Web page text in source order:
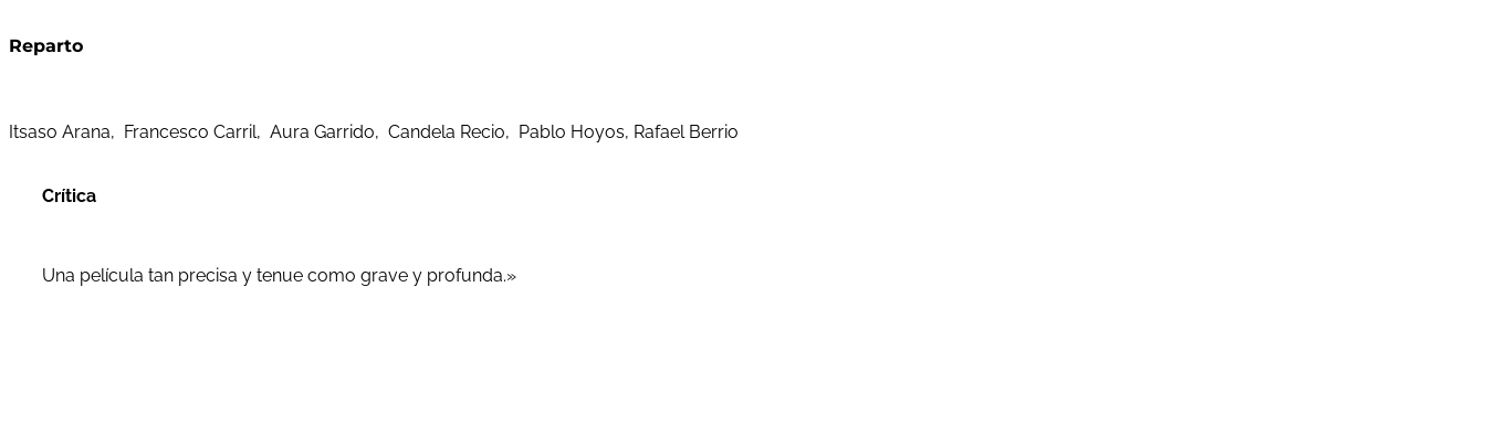
Reparto
Itsaso Arana, Francesco Carril, Aura Garrido, Candela Recio, Pablo Hoyos, Rafael Berrio
Crítica
Una película tan precisa y tenue como grave y profunda.»